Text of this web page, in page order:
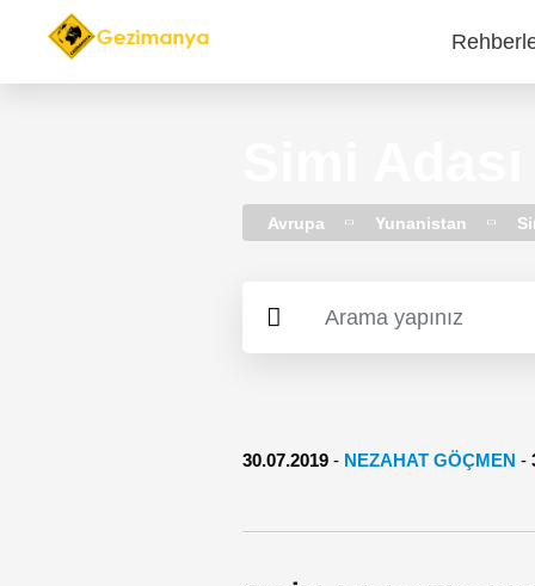
Main
Avrupa Yunanistan
30.07.2019 - NEZAHAT GÖÇMEN -